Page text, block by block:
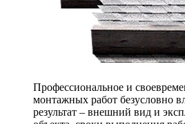
Профессиональное и
монтажных работ безусловно
результат – внешний вид и